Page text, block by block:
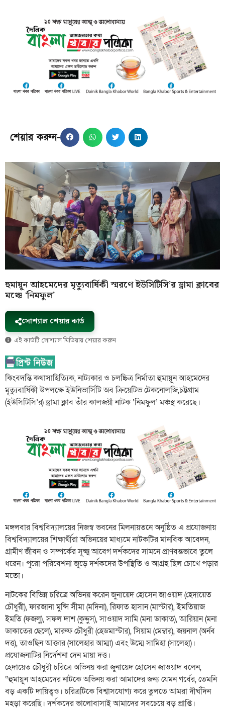
শেয়ার করুন-
হুমায়ূন আহমেদের মৃত্যুবার্ষিকী স্মরণে ইউসিটিসি’র ড্রামা ক্লাবের
মঞ্চে ‘নিমফুল’
সোশ্যাল শেয়ার কার্ড
এই কার্ডটি সোশ্যাল মিডিয়ায় শেয়ার করুন
কিংবদন্তি কথাসাহিত্যিক, নাট্যকার ও চলচ্চিত্র নির্মাতা হুমায়ূন আহমেদের
মৃত্যুবার্ষিকী উপলক্ষে ইউনিভার্সিটি অব ক্রিয়েটিভ টেকনোলজি,চট্টগ্রাম
(ইউসিটিসি’র) ড্রামা ক্লাব তাঁর কালজয়ী নাটক ‘নিমফুল’ মঞ্চস্থ করেছে।
মঙ্গলবার বিশ্ববিদ্যালয়ের নিজস্ব ভবনের মিলনায়তনে অনুষ্ঠিত এ প্রযোজনায়
বিশ্ববিদ্যালয়ের শিক্ষার্থীরা অভিনয়ের মাধ্যমে নাটকটির মানবিক আবেদন,
গ্রামীণ জীবন ও সম্পর্কের সূক্ষ্ম আবেগ দর্শকদের সামনে প্রাণবন্তভাবে তুলে
ধরেন। পুরো পরিবেশনা জুড়ে দর্শকদের উপস্থিতি ও আগ্রহ ছিল চোখে পড়ার
মতো।
নাটকের বিভিন্ন চরিত্রে অভিনয় করেন জুনায়েদ হোসেন জাওয়াদ (হেদায়েত
চৌধুরী), ফারজানা মুন্সি সীমা (মদিনা), রিফাত হাসান (মাস্টার), ইমতিয়াজ
ইমতি (ফজলু), সফল দাশ (কুদ্দুস), সাওয়াদ সামি (মনা ডাকাত), আরিয়ান (মনা
ডাকাতের ছেলে), মারুফ চৌধুরী (হেডমাস্টার), সিয়াম (মেম্বার), জয়নাল (অর্নব
দত্ত), তাওছিন আক্তার (সালেহার আম্মা) এবং উম্মে সামিহা (সালেহা)।
প্রযোজনাটির নির্দেশনা দেন মায়া দত্ত।
হেদায়েত চৌধুরী চরিত্রে অভিনয় করা জুনায়েদ হোসেন জাওয়াদ বলেন,
“হুমায়ূন আহমেদের নাটকে অভিনয় করা আমাদের জন্য যেমন গর্বের, তেমনি
বড় একটি দায়িত্বও। চরিত্রটিকে বিশ্বাসযোগ্য করে তুলতে আমরা দীর্ঘদিন
মহড়া করেছি। দর্শকদের ভালোবাসাই আমাদের সবচেয়ে বড় প্রাপ্তি।